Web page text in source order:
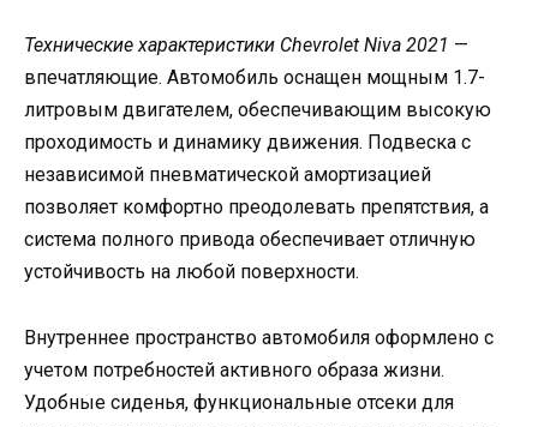
Технические характеристики Chevrolet Niva 2021 —
впечатляющие. Автомобиль оснащен мощным 1.7-
литровым двигателем, обеспечивающим высокую
проходимость и динамику движения. Подвеска с
независимой пневматической амортизацией
позволяет комфортно преодолевать препятствия, а
система полного привода обеспечивает отличную
устойчивость на любой поверхности.
Внутреннее пространство автомобиля оформлено с
учетом потребностей активного образа жизни.
Удобные сиденья, функциональные отсеки для